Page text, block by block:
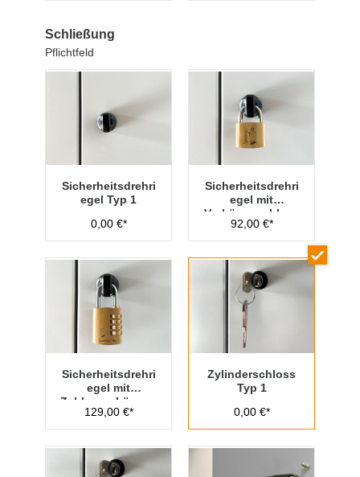
Schließung
Pflichtfeld
Sicherheitsdrehri
egel Typ 1
0,00 €*
Sicherheitsdrehri
egel mit
Vorhängeschloss
Typ 1
92,00 €*
Sicherheitsdrehri
egel mit
Zahlenvorhänges
chloss Typ 1
129,00 €*
Zylinderschloss
Typ 1
0,00 €*